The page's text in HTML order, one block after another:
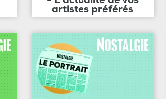
artistes préférés